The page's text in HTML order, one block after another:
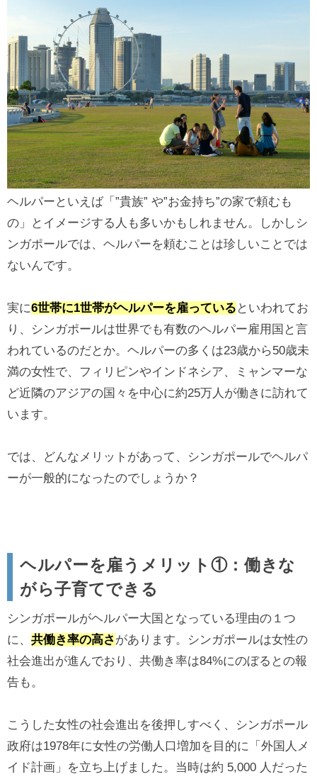
ヘルパーといえば「”貴族” や”お金持ち”の家で頼むも
の」とイメージする人も多いかもしれません。しかしシ
ンガポールでは、ヘルパーを頼むことは珍しいことでは
ないんです。
実に6世帯に1世帯がヘルパーを雇っている といわれてお
り、シンガポールは​​世界でも有数のヘルパー雇用国と言
われているのだとか。ヘルパーの多くは23歳から50歳未
満の女性で、フィリピンやインドネシア、ミャンマーな
ど近隣のアジアの国々を中心に約25万人が働きに訪れて
います。
では、どんなメリットがあって、シンガポールでヘルパ
ーが一般的になったのでしょうか？
ヘルパーを雇うメリット①：働きな
がら子育てできる
シンガポールがヘルパー大国となっている理由の１つ
に、 共働き率の高さがあります。​​​​シンガポールは女性の
社会進出が進んでおり、共働き率は84%にのぼるとの報
告も。
こうした女性の社会進出を後押しすべく、​​シンガポール
政府は1978年に女性の労働人口増加を目的に「外国人メ
イド計画」を立ち上げました。当時は約 5,000 人だった